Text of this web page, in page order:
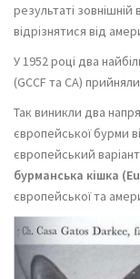
результаті зовнішній
відрізнятися від
У 1952 році два
(GCCF та CA)
Так виникли два
європейської бурми
європейський
бурманська кішка
європейської та